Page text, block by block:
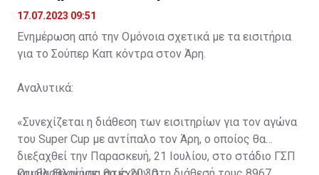
17.07.2023 09:51
Ενημέρωση από την Ομόνοια σχετικά με τα εισιτήρια
για το Σούπερ Καπ κόντρα στον Άρη.
Αναλυτικά:
«Συνεχίζεται η διάθεση των εισιτηρίων για τον αγώνα
του Super Cup με αντίπαλο τον Άρη, ο οποίος θα
διεξαχθεί την Παρασκευή, 21 Ιουλίου, στο στάδιο ΓΣΠ